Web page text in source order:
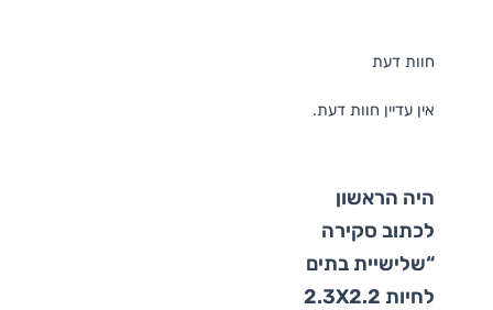
חוות דעת
אין עדיין חוות דעת.
היה הראשון
לכתוב סקירה
“שלישיית בתים
לחיות 2.3X2.2